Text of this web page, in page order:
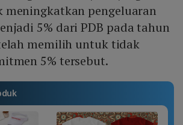
meningkatkan pengeluaran
5% dari PDB pada tahun
memilih untuk tidak
5% tersebut.